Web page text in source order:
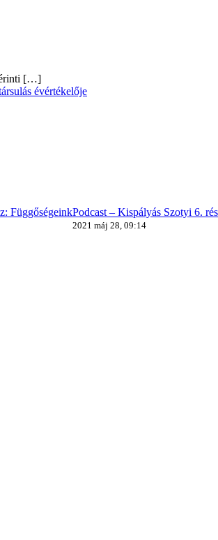
[…]
évértékelője
FüggőségeinkPodcast – Kispályás Szotyi 6.
2021 máj 28, 09:14